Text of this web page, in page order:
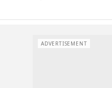
ADVERTISEMENT